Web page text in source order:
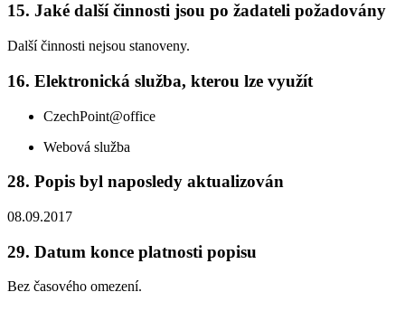
15. Jaké další činnosti jsou po žadateli požadovány
Další činnosti nejsou stanoveny.
16. Elektronická služba, kterou lze využít
CzechPoint@office
Webová služba
28. Popis byl naposledy aktualizován
08.09.2017
29. Datum konce platnosti popisu
Bez časového omezení.